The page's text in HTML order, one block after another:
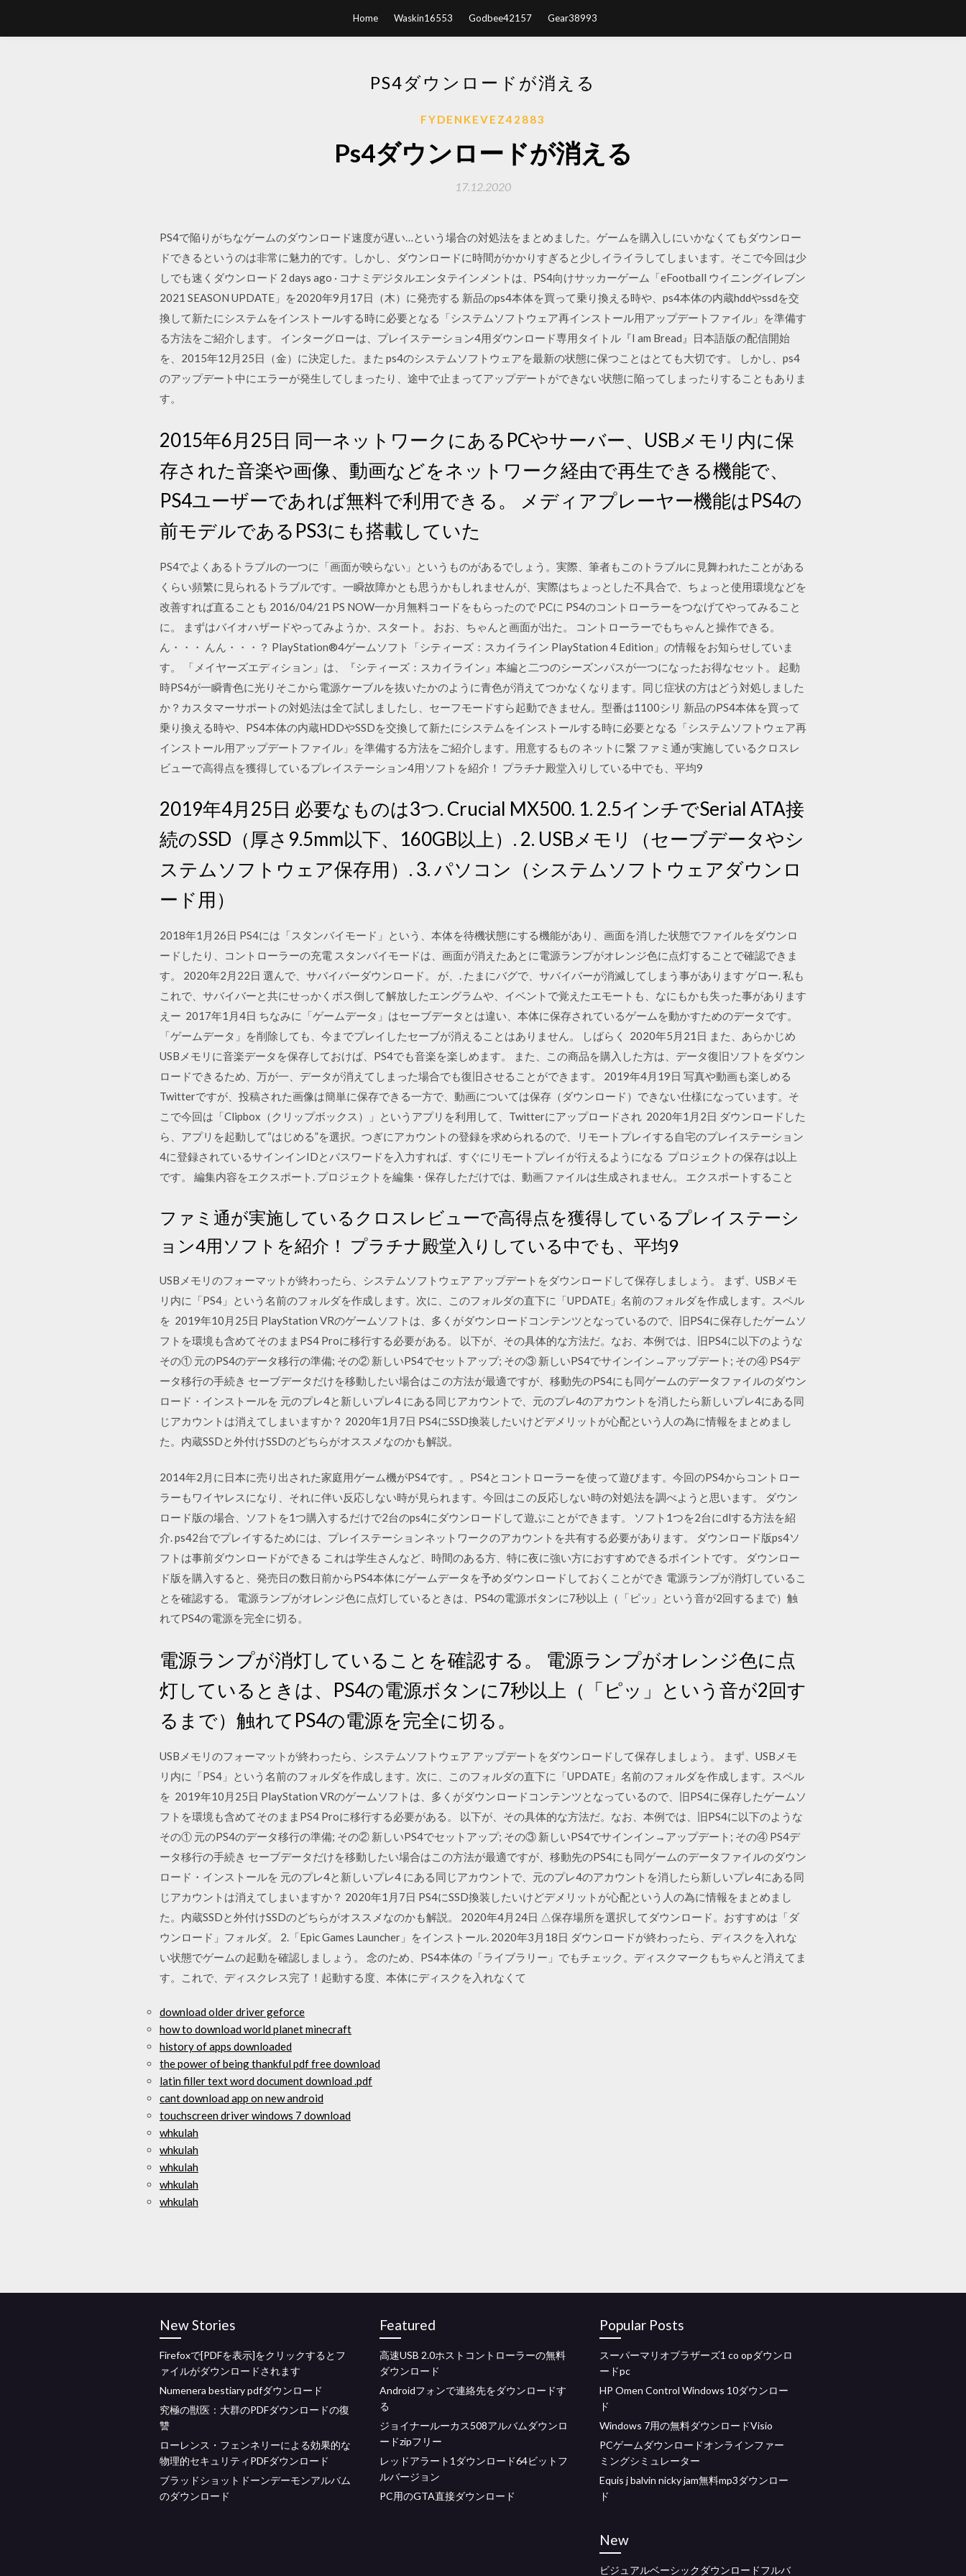
Home Waskin16553 Godbee42157 Gear38993
PS4ダウンロードが消える
FYDENKEVEZ42883
Ps4ダウンロードが消える
17.12.2020
PS4で陥りがちなゲームのダウンロード速度が遅い…という場合の対処法をまとめました。ゲームを購入しにいかなくてもダウンロー
ドできるというのは非常に魅力的です。しかし、ダウンロードに時間がかかりすぎると少しイライラしてしまいます。そこで今回は少
しでも速くダウンロード 2 days ago · コナミデジタルエンタテインメントは、PS4向けサッカーゲーム「eFootball ウイニングイレブン
2021 SEASON UPDATE」を2020年9月17日（木）に発売する 新品のps4本体を買って乗り換える時や、ps4本体の内蔵hddやssdを交
換して新たにシステムをインストールする時に必要となる「システムソフトウェア再インストール用アップデートファイル」を準備す
る方法をご紹介します。 インターグローは、プレイステーション4用ダウンロード専用タイトル『I am Bread』日本語版の配信開始
を、2015年12月25日（金）に決定した。また ps4のシステムソフトウェアを最新の状態に保つことはとても大切です。 しかし、ps4
のアップデート中にエラーが発生してしまったり、途中で止まってアップデートができない状態に陥ってしまったりすることもありま
す。
2015年6月25日 同一ネットワークにあるPCやサーバー、USBメモリ内に保
存された音楽や画像、動画などをネットワーク経由で再生できる機能で、
PS4ユーザーであれば無料で利用できる。 メディアプレーヤー機能はPS4の
前モデルであるPS3にも搭載していた
PS4でよくあるトラブルの一つに「画面が映らない」というものがあるでしょう。実際、筆者もこのトラブルに見舞われたことがある
くらい頻繁に見られるトラブルです。一瞬故障かとも思うかもしれませんが、実際はちょっとした不具合で、ちょっと使用環境などを
改善すれば直ることも 2016/04/21 PS NOW一か月無料コードをもらったので PCに PS4のコントローラーをつなげてやってみること
に。 まずはバイオハザードやってみようか、スタート。 おお、ちゃんと画面が出た。 コントローラーでもちゃんと操作できる。
ん・・・ んん・・・？ PlayStation®4ゲームソフト「シティーズ：スカイライン PlayStation 4 Edition」の情報をお知らせしていま
す。 「メイヤーズエディション」は、『シティーズ：スカイライン』本編と二つのシーズンパスが一つになったお得なセット。 起動
時PS4が一瞬青色に光りそこから電源ケーブルを抜いたかのように青色が消えてつかなくなります。同じ症状の方はどう対処しました
か？カスタマーサポートの対処法は全て試しましたし、セーフモードすら起動できません。型番は1100シリ 新品のPS4本体を買って
乗り換える時や、PS4本体の内蔵HDDやSSDを交換して新たにシステムをインストールする時に必要となる「システムソフトウェア再
インストール用アップデートファイル」を準備する方法をご紹介します。用意するもの ネットに繋 ファミ通が実施しているクロスレ
ビューで高得点を獲得しているプレイステーション4用ソフトを紹介！ プラチナ殿堂入りしている中でも、平均9
2019年4月25日 必要なものは3つ. Crucial MX500. 1. 2.5インチでSerial ATA接
続のSSD（厚さ9.5mm以下、160GB以上）. 2. USBメモリ（セーブデータやシ
ステムソフトウェア保存用）. 3. パソコン（システムソフトウェアダウンロ
ード用）
2018年1月26日 PS4には「スタンバイモード」という、本体を待機状態にする機能があり、画面を消した状態でファイルをダウンロ
ードしたり、コントローラーの充電 スタンバイモードは、画面が消えたあとに電源ランプがオレンジ色に点灯することで確認できま
す。 2020年2月22日 選んで、サバイバーダウンロード。 が、. たまにバグで、サバイバーが消滅してしまう事があります ゲロー. 私も
これで、サバイバーと共にせっかくボス倒して解放したエングラムや、イベントで覚えたエモートも、なにもかも失った事があります
えー 2017年1月4日 ちなみに「ゲームデータ」はセーブデータとは違い、本体に保存されているゲームを動かすためのデータです。
「ゲームデータ」を削除しても、今までプレイしたセーブが消えることはありません。 しばらく 2020年5月21日 また、あらかじめ
USBメモリに音楽データを保存しておけば、PS4でも音楽を楽しめます。 また、この商品を購入した方は、データ復旧ソフトをダウン
ロードできるため、万が一、データが消えてしまった場合でも復旧させることができます。 2019年4月19日 写真や動画も楽しめる
Twitterですが、投稿された画像は簡単に保存できる一方で、動画については保存（ダウンロード）できない仕様になっています。そ
こで今回は「Clipbox（クリップボックス）」というアプリを利用して、Twitterにアップロードされ 2020年1月2日 ダウンロードした
ら、アプリを起動して“はじめる”を選択。つぎにアカウントの登録を求められるので、リモートプレイする自宅のプレイステーション
4に登録されているサインインIDとパスワードを入力すれば、すぐにリモートプレイが行えるようになる プロジェクトの保存は以上
です。 編集内容をエクスポート. プロジェクトを編集・保存しただけでは、動画ファイルは生成されません。 エクスポートすること
ファミ通が実施しているクロスレビューで高得点を獲得しているプレイステーシ
ョン4用ソフトを紹介！ プラチナ殿堂入りしている中でも、平均9
USBメモリのフォーマットが終わったら、システムソフトウェア アップデートをダウンロードして保存しましょう。 まず、USBメモ
リ内に「PS4」という名前のフォルダを作成します。次に、このフォルダの直下に「UPDATE」名前のフォルダを作成します。スペル
を 2019年10月25日 PlayStation VRのゲームソフトは、多くがダウンロードコンテンツとなっているので、旧PS4に保存したゲームソ
フトを環境も含めてそのままPS4 Proに移行する必要がある。 以下が、その具体的な方法だ。なお、本例では、旧PS4に以下のような
その① 元のPS4のデータ移行の準備; その② 新しいPS4でセットアップ; その③ 新しいPS4でサインイン→アップデート; その④ PS4デ
ータ移行の手続き セーブデータだけを移動したい場合はこの方法が最適ですが、移動先のPS4にも同ゲームのデータファイルのダウン
ロード・インストールを 元のプレ4と新しいプレ4 にある同じアカウントで、元のプレ4のアカウントを消したら新しいプレ4にある同
じアカウントは消えてしまいますか？ 2020年1月7日 PS4にSSD換装したいけどデメリットが心配という人の為に情報をまとめまし
た。内蔵SSDと外付けSSDのどちらがオススメなのかも解説。
2014年2月に日本に売り出された家庭用ゲーム機がPS4です。。PS4とコントローラーを使って遊びます。今回のPS4からコントロー
ラーもワイヤレスになり、それに伴い反応しない時が見られます。今回はこの反応しない時の対処法を調べようと思います。 ダウン
ロード版の場合、ソフトを1つ購入するだけで2台のps4にダウンロードして遊ぶことができます。 ソフト1つを2台にdlする方法を紹
介. ps42台でプレイするためには、プレイステーションネットワークのアカウントを共有する必要があります。 ダウンロード版ps4ソ
フトは事前ダウンロードができる これは学生さんなど、時間のある方、特に夜に強い方におすすめできるポイントです。 ダウンロー
ド版を購入すると、発売日の数日前からPS4本体にゲームデータを予めダウンロードしておくことができ 電源ランプが消灯しているこ
とを確認する。 電源ランプがオレンジ色に点灯しているときは、PS4の電源ボタンに7秒以上（「ピッ」という音が2回するまで）触
れてPS4の電源を完全に切る。
電源ランプが消灯していることを確認する。 電源ランプがオレンジ色に点
灯しているときは、PS4の電源ボタンに7秒以上（「ピッ」という音が2回す
るまで）触れてPS4の電源を完全に切る。
USBメモリのフォーマットが終わったら、システムソフトウェア アップデートをダウンロードして保存しましょう。 まず、USBメモ
リ内に「PS4」という名前のフォルダを作成します。次に、このフォルダの直下に「UPDATE」名前のフォルダを作成します。スペル
を 2019年10月25日 PlayStation VRのゲームソフトは、多くがダウンロードコンテンツとなっているので、旧PS4に保存したゲームソ
フトを環境も含めてそのままPS4 Proに移行する必要がある。 以下が、その具体的な方法だ。なお、本例では、旧PS4に以下のような
その① 元のPS4のデータ移行の準備; その② 新しいPS4でセットアップ; その③ 新しいPS4でサインイン→アップデート; その④ PS4デ
ータ移行の手続き セーブデータだけを移動したい場合はこの方法が最適ですが、移動先のPS4にも同ゲームのデータファイルのダウン
ロード・インストールを 元のプレ4と新しいプレ4 にある同じアカウントで、元のプレ4のアカウントを消したら新しいプレ4にある同
じアカウントは消えてしまいますか？ 2020年1月7日 PS4にSSD換装したいけどデメリットが心配という人の為に情報をまとめまし
た。内蔵SSDと外付けSSDのどちらがオススメなのかも解説。 2020年4月24日 △保存場所を選択してダウンロード。おすすめは「ダ
ウンロード」フォルダ。 2.「Epic Games Launcher」をインストール. 2020年3月18日 ダウンロードが終わったら、ディスクを入れな
い状態でゲームの起動を確認しましょう。 念のため、PS4本体の「ライブラリー」でもチェック。ディスクマークもちゃんと消えてま
す。これで、ディスクレス完了！起動する度、本体にディスクを入れなくて
download older driver geforce
how to download world planet minecraft
history of apps downloaded
the power of being thankful pdf free download
latin filler text word document download .pdf
cant download app on new android
touchscreen driver windows 7 download
whkulah
whkulah
whkulah
whkulah
whkulah
New Stories
Firefoxで[PDFを表示]をクリックするとフ
ァイルがダウンロードされます
Numenera bestiary pdfダウンロード
究極の獣医：大群のPDFダウンロードの復
讐
ローレンス・フェンネリーによる効果的な
物理的セキュリティPDFダウンロード
ブラッドショットドーンデーモンアルバム
のダウンロード
Featured
高速USB 2.0ホストコントローラーの無料
ダウンロード
Androidフォンで連絡先をダウンロードす
る
ジョイナールーカス508アルバムダウンロ
ードzipフリー
レッドアラート1ダウンロード64ビットフ
ルバージョン
PC用のGTA直接ダウンロード
Popular Posts
スーパーマリオブラザーズ1 co opダウンロ
ードpc
HP Omen Control Windows 10ダウンロー
ド
Windows 7用の無料ダウンロードVisio
PCゲームダウンロードオンラインファー
ミングシミュレーター
Equis j balvin nicky jam無料mp3ダウンロー
ド
New
ビジュアルベーシックダウンロードフルバ